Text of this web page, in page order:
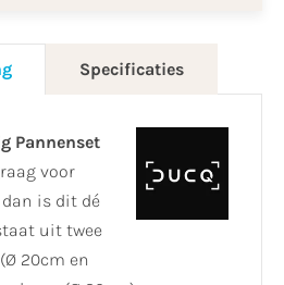
Specificaties
Pannenset
voor
is dit dé
uit twee
20cm en